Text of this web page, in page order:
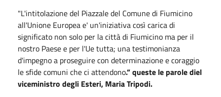
"L'intitolazione del Piazzale del Comune di Fiumicino
all'Unione Europea e' un'iniziativa così carica di
significato non solo per la città di Fiumicino ma per il
nostro Paese e per l'Ue tutta; una testimonianza
d'impegno a proseguire con determinazione e coraggio
le sfide comuni che ci attendono.” queste le parole diel
viceministro degli Esteri, Maria Tripodi.